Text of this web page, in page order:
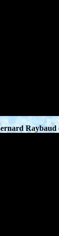
Raybaud